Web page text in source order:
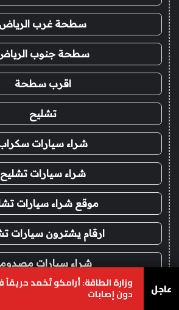
سطحة غرب الرياض
سطحة جنوب
اقرب سطحة
تشليح
شراء سيارات
شراء سيارات تشليح
موقع شراء سيارات
ارقام يشترون سيارات
شراء سيارات
شراء سيارات قديمة عاجل وزارة الطاقة: أرامكو تُخمد
دون إصابات